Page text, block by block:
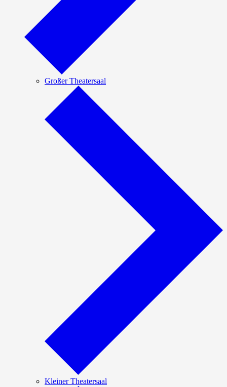
Großer Theatersaal
Kleiner Theatersaal